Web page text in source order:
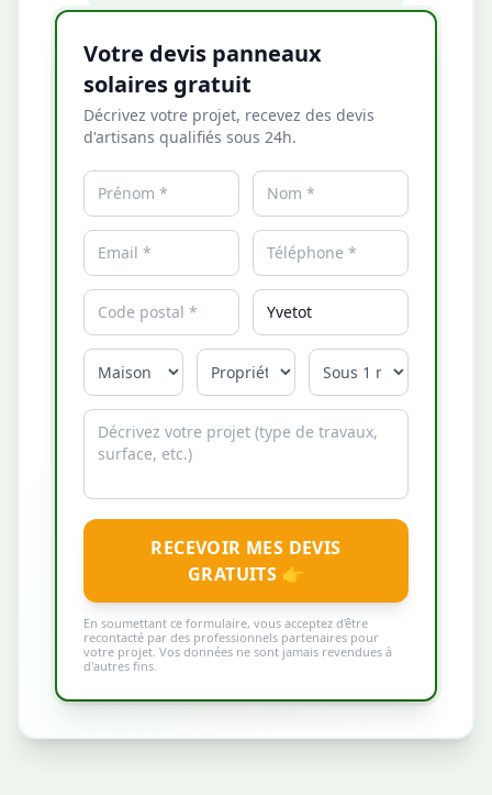
Votre devis panneaux
solaires gratuit
Décrivez votre projet, recevez des devis
d'artisans qualifiés sous 24h.
RECEVOIR MES DEVIS
GRATUITS 👉
En soumettant ce formulaire, vous acceptez d'être
recontacté par des professionnels partenaires pour
votre projet. Vos données ne sont jamais revendues à
d'autres fins.